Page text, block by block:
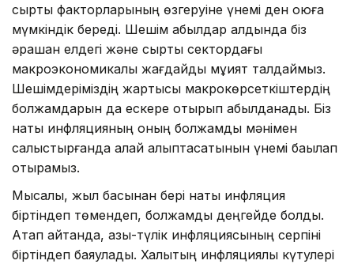
сыртқы факторларының өзгеруіне үнемі ден қоюға
мүмкіндік береді. Шешім қабылдар алдында біз
әрқашан елдегі және сыртқы сектордағы
макроэкономикалық жағдайды мұқият талдаймыз.
Шешімдеріміздің жартысы макрокөрсеткіштердің
болжамдарын да ескере отырып қабылданады. Біз
нақты инфляцияның оның болжамды мәнімен
салыстырғанда қалай қалыптасатынын үнемі бақылап
отырамыз.
Мысалы, жыл басынан бері нақты инфляция
біртіндеп төмендеп, болжамды деңгейде болды.
Атап айтқанда, азық-түлік инфляциясының серпіні
біртіндеп баяулады. Халықтың инфляциялық күтулері